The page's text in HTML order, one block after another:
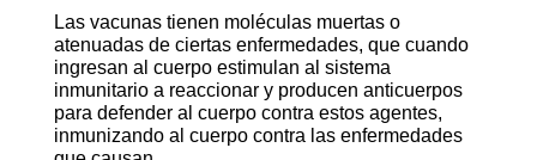
Las vacunas tienen moléculas muertas o
atenuadas de ciertas enfermedades, que cuando
ingresan al cuerpo estimulan al sistema
inmunitario a reaccionar y producen anticuerpos
para defender al cuerpo contra estos agentes,
inmunizando al cuerpo contra las enfermedades